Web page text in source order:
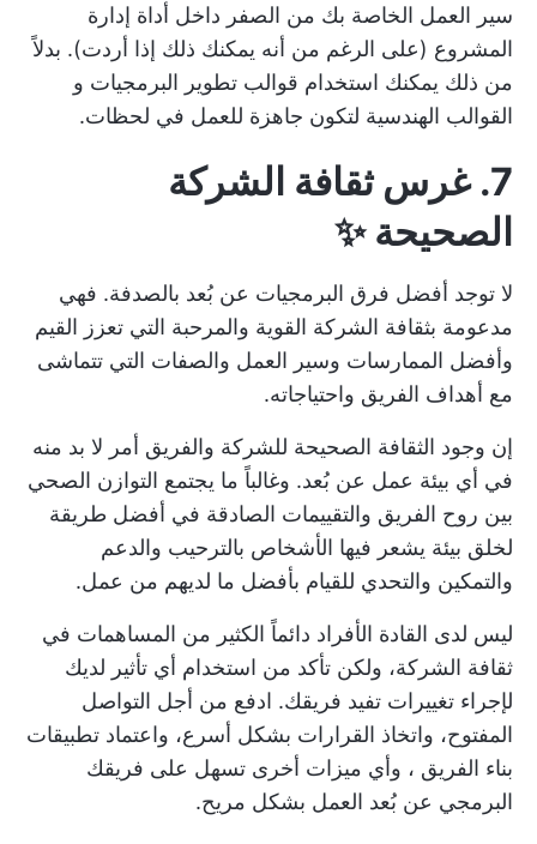
سير العمل الخاصة بك من الصفر داخل أداة إدارة
المشروع (على الرغم من أنه يمكنك ذلك إذا أردت). بدلاً
من ذلك يمكنك استخدام قوالب تطوير البرمجيات و
القوالب الهندسية لتكون جاهزة للعمل في لحظات.
7. غرس ثقافة الشركة
الصحيحة ✨
لا توجد أفضل فرق البرمجيات عن بُعد بالصدفة. فهي
مدعومة بثقافة الشركة القوية والمرحبة التي تعزز القيم
وأفضل الممارسات وسير العمل والصفات التي تتماشى
مع أهداف الفريق واحتياجاته.
إن وجود الثقافة الصحيحة للشركة والفريق أمر لا بد منه
في أي بيئة عمل عن بُعد. وغالباً ما يجتمع التوازن الصحي
بين روح الفريق والتقييمات الصادقة في أفضل طريقة
لخلق بيئة يشعر فيها الأشخاص بالترحيب والدعم
والتمكين والتحدي للقيام بأفضل ما لديهم من عمل.
ليس لدى القادة الأفراد دائماً الكثير من المساهمات في
ثقافة الشركة، ولكن تأكد من استخدام أي تأثير لديك
لإجراء تغييرات تفيد فريقك. ادفع من أجل التواصل
المفتوح، واتخاذ القرارات بشكل أسرع، واعتماد تطبيقات
بناء الفريق ، وأي ميزات أخرى تسهل على فريقك
البرمجي عن بُعد العمل بشكل مريح.